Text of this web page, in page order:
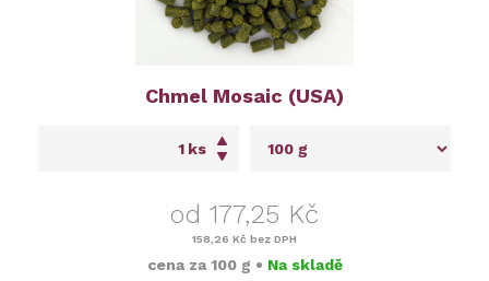
Chmel Mosaic (USA)
ks
od 177,25 Kč
158,26 Kč bez DPH
cena za 100 g • Na skladě